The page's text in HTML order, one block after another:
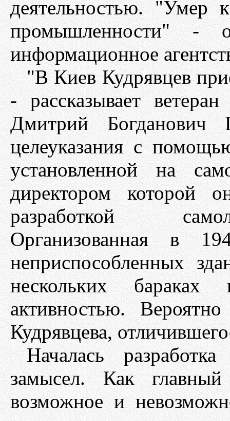
деятельностью. "Умер
промышленности" -
информационное
"В Киев Кудрявцев
- рассказывает
Дмитрий Богданович
целеуказания с
установленной на
директором которой
разработкой
Организованная в
неприспособленных
нескольких
активностью.
Кудрявцева,
Началась
замысел. Как
возможное и